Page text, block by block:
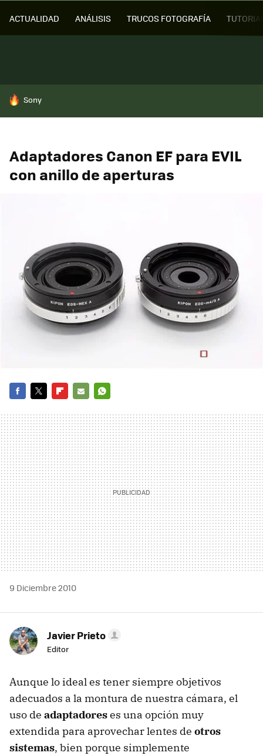
ACTUALIDAD ANÁLISIS TRUCOS FOTOGRAFÍA
HOY SE HABLA DE
Sony
Adaptadores Canon EF para EVIL
con anillo de aperturas
MAIL
9 Diciembre 2010
Javier Prieto
Editor
Aunque lo ideal es tener siempre objetivos
adecuados a la montura de nuestra cámara, el
uso de adaptadoreses una opción muy
extendida para aprovechar lentes de otros
sistemas, bien porque simplemente